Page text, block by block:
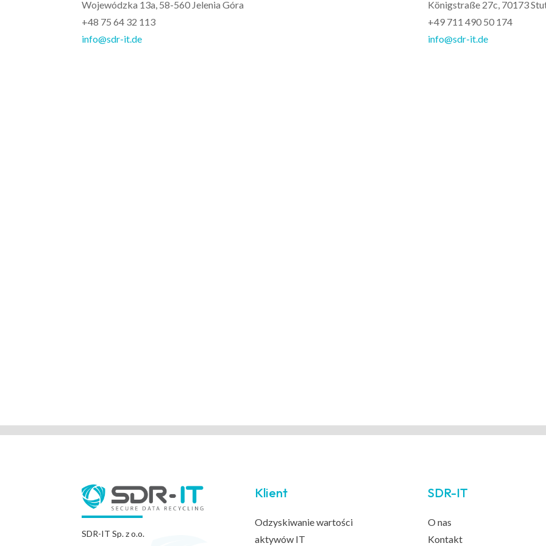
Wojewódzka 13a, 58-560 Jelenia Góra
+48 75 64 32 113
info@sdr-it.de
Königstraße 27c, 70173
+49 711 490 50 174
info@sdr-it.de
SDR-IT Sp. z o.o.
Klient
Odzyskiwanie wartości
aktywów IT
SDR-IT
O nas
Kontakt